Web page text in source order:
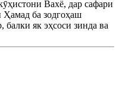
Вахё, дар сафари
Ҳамад ба зодгоҳаш
балки як эҳсоси зинда ва